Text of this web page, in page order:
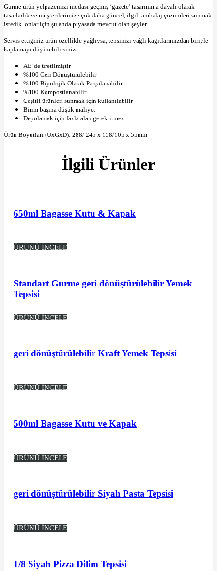
Gurme ürün yelpazemizi modası geçmiş ‘gazete’ tasarımına dayalı olarak
tasarladık ve müşterilerimize çok daha güncel, ilgili ambalaj çözümleri sunmak
istedik. onlar için şu anda piyasada mevcut olan şeyler.
Servis ettiğiniz ürün özellikle yağlıysa, tepsinizi yağlı kağıtlarımızdan biriyle
kaplamayı düşünebilirsiniz.
AB’de üretilmiştir
%100 Geri Dönüştürülebilir
%100 Biyolojik Olarak Parçalanabilir
%100 Kompostlanabilir
Çeşitli ürünleri sunmak için kullanılabilir
Birim başına düşük maliyet
Depolamak için fazla alan gerektirmez
Ürün Boyutları (UxGxD): 288/ 245 x 158/105 x 55mm
İlgili Ürünler
650ml Bagasse Kutu & Kapak
ÜRÜNÜ İNCELE
Standart Gurme geri dönüştürülebilir Yemek
Tepsisi
ÜRÜNÜ İNCELE
geri dönüştürülebilir Kraft Yemek Tepsisi
ÜRÜNÜ İNCELE
500ml Bagasse Kutu ve Kapak
ÜRÜNÜ İNCELE
geri dönüştürülebilir Siyah Pasta Tepsisi
ÜRÜNÜ İNCELE
1/8 Siyah Pizza Dilim Tepsisi